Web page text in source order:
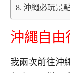
沖繩必玩景
沖繩自
我兩次前往沖